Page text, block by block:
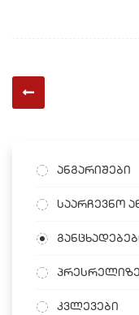
ანგარიშები
საარჩევნო
კვლევები